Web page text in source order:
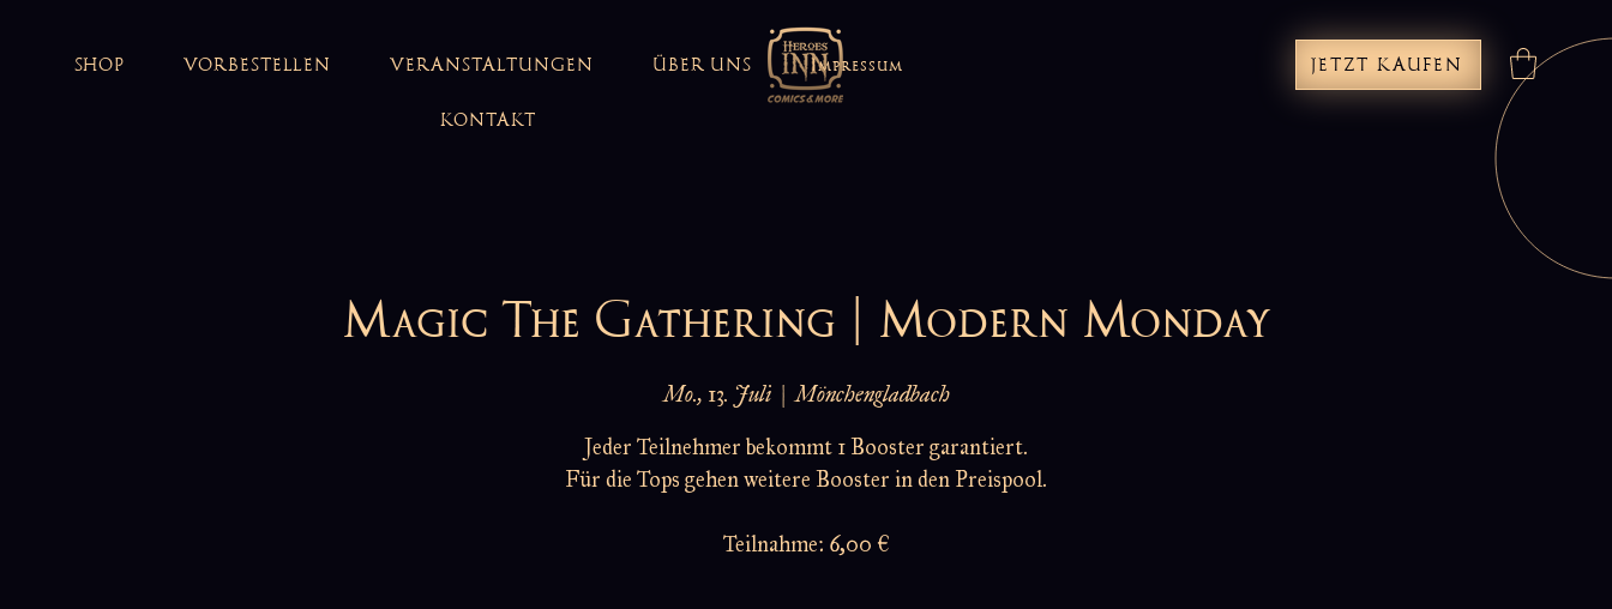
SHOP VORBESTELLEN VERANSTALTUNGEN ÜBER UNS Impressum
KONTAKT
JETZT KAUFEN
Magic The Gathering | Modern Monday
Mo., 13. Juli
  |
Mönchengladbach
Jeder Teilnehmer bekommt 1 Booster garantiert.
Für die Tops gehen weitere Booster in den Preispool.
Teilnahme: 6,00 €